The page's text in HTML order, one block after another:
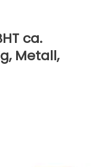
ca.
Metall,